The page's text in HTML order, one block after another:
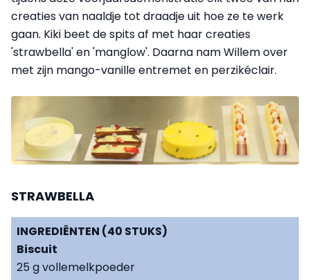
creaties van naaldje tot draadje uit hoe ze te werk
gaan. Kiki beet de spits af met haar creaties
'strawbella' en 'manglow'. Daarna nam Willem over
met zijn mango-vanille entremet en perzikéclair.
STRAWBELLA
INGREDIËNTEN (40 STUKS)
Biscuit
25 g vollemelkpoeder